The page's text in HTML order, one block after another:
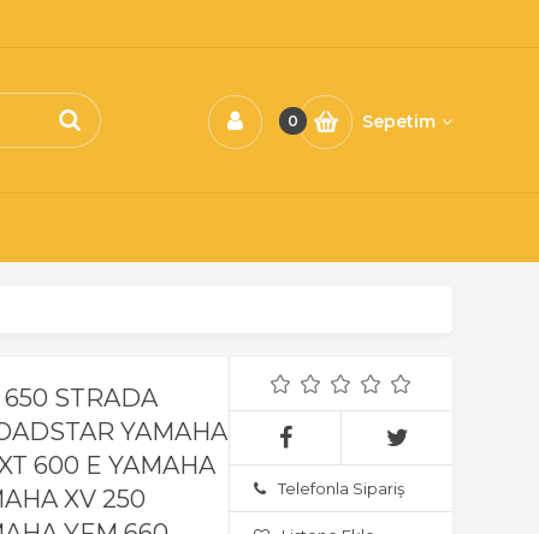
0 Sepetim
STRADA
YAMAHA
600 E YAMAHA
XV 250
Telefonla Sipariş